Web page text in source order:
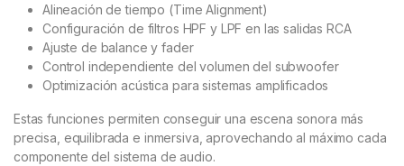
Alineación de tiempo (Time Alignment)
Configuración de filtros HPF y LPF en las salidas RCA
Ajuste de balance y fader
Control independiente del volumen del subwoofer
Optimización acústica para sistemas amplificados
Estas funciones permiten conseguir una escena sonora más
precisa, equilibrada e inmersiva, aprovechando al máximo cada
componente del sistema de audio.